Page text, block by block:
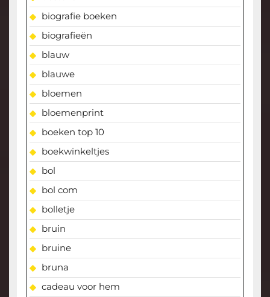
biografie boeken
biografieën
blauw
blauwe
bloemen
bloemenprint
boeken top 10
boekwinkeltjes
bol
bol com
bolletje
bruin
bruine
bruna
cadeau voor hem